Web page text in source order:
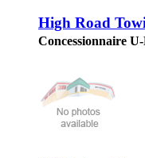
High Road
Concessionnaire